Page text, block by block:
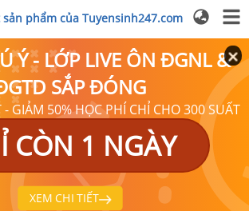
sản phẩm của Tuyensinh247.com
Ý - LỚP LIVE ÔN ĐGNL &
SẮP ĐÓNG
GIẢM 50% HỌC PHÍ CHỈ CHO 300 SUẤT
CÒN 1 NGÀY
XEM CHI TIẾT